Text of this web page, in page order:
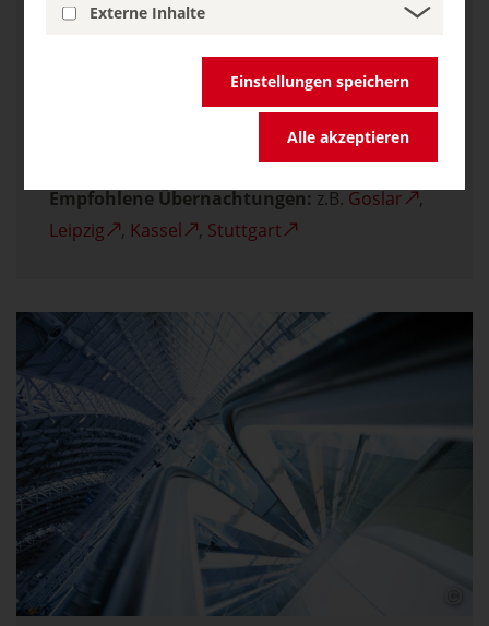
Externe Inhalte
Einstellungen speichern
Alle akzeptieren
Stuttgart
ca. 1500 Kilometer
Empfohlene Übernachtungen: z.B. Goslar
,
Leipzig
, Kassel , Stuttgart